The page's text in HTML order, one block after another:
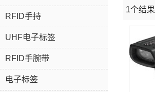
RFID手持
UHF电子标签
RFID手腕带
电子标签
1个结果